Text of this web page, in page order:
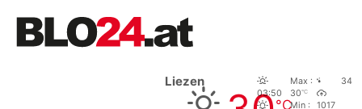
Liezen
°C
03:50
Max :
30°C
Min :
34
1017